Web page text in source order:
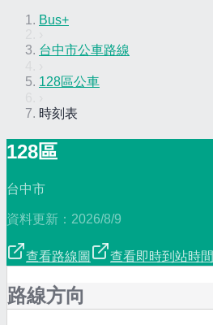
Bus+
台中市公車路線
128區公車
時刻表
128區
台中市
資料更新： 2026/8/9
查看路線圖 查看即時到站時間
路線方向